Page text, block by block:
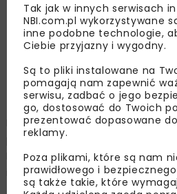
mgr inż. Bogumiła Stryszyk,
Panel dyskusyjny
komunikacyjna
rozwoju i ograniczenia
Moderator: prof. dr hab. inż.
przewodniczący Związku
Polskiej (organizacja branżowa),
inż. Janusz Rymsza, PKP Polskie
(inwestor), dr hab. inż. Janusz
Tak jak w innych serwisach
NBI.com.pl wykorzystywane
inne podobne technologie,
Ciebie przyjazny i wygodny.
Są to pliki instalowane na
pomagają nam zapewnić
serwisu, zadbać o jego
go, dostosować do Twoich
prezentować dopasowane
reklamy.
Poza plikami, które są nam
prawidłowego i
są także takie, które